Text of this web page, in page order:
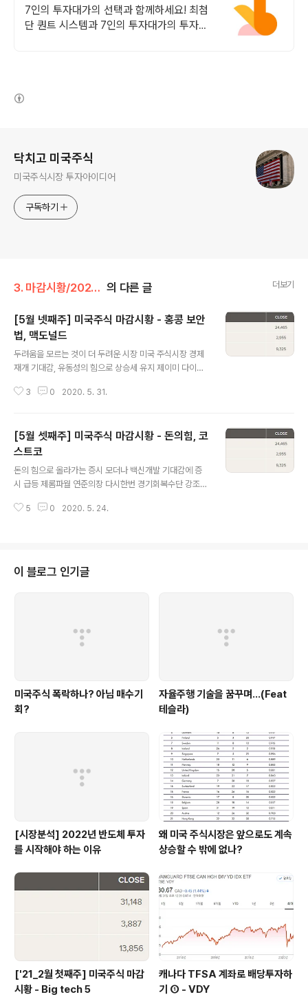
세요
7인의 투자대가의 선택과 함께하세요! 최첨
단 퀀트 시스템과 7인의 투자대가의 투자공
닥치고 미국주식
미국주식시장 투자아이디어
구독하기
3. 마감시황/2020년 의 다른 글 더보기
[5월 넷째주] 미국주식 마감시황 - 홍콩 보안
법, 맥도널드
두려움을 모르는 것이 더 두려운 시장 미국 주식시장 경제
재개 기대감, 유동성의 힘으로 상승세 유지 제이미 다이먼
분에 실적 가이던스 상향중국, 홍콩 보안법 제정에 따른 미
콩 보안법 등 조정을 줄만한 뉴스가 많았음에도 불구하고
은행주 등 경기민감주가 상승하며 다시한번 지수가 큰 폭
상승하였다. 이 추세대로라면 나스닥의 경우 6월에 전고점
에도 도전할 수도 있을 것 같다. 사실 S&P 500의 3000
게 안착하였다. 물론 언제 조정을 받아도 이상할 것이 없지
3 0 2020. 5. 31.
[5월 셋째주] 미국주식 마감시황 - 돈의힘, 코
스트코
돈의 힘으로 올라가는 증시 모더나 백신개발 기대감에 증
시 급등 제롬파월 연준의장 다시한번 경기회복수단 강조
망 장기적으로 시장을 이긴 기업, 코스트코 △ 이번주 미국
대부분이 젊은이들이었다는 점에서 결과에 한계가 있지만
꼭 모더나사만이 아니더라도 수많은 제약사가 개발을 진행
안될 것 같다. △ 백신 개발 소식에 그동안 최..
5 0 2020. 5. 24.
이 블로그 인기글
미국주식 폭락하나? 아님 매수기
회?
자율주행 기술을 꿈꾸며...(Feat
테슬라)
[시장분석] 2022년 반도체 투자
를 시작해야 하는 이유
왜 미국 주식시장은 앞으로도 계속
상승할 수 밖에 없나?
['21_2월 첫째주] 미국주식 마감
시황 - Big tech 5
캐나다 TFSA 계좌로 배당투자하
기 ① - VDY